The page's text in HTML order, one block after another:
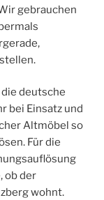
gebrauchen
deutsche
bei Einsatz und
Altmöbel so
Für die
ob der
wohnt.